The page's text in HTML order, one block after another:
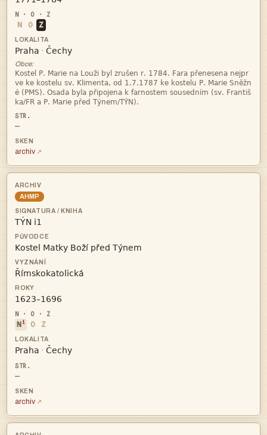
N O Z
 · 
Obce:




—
archiv
AHMP




Ni O Z
 · 
—
archiv